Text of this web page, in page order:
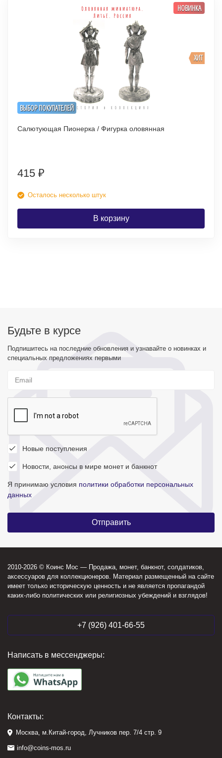
ВЫБОР ПОКУПАТЕЛЕЙ
ХИТ
НОВИНКА
Салютующая Пионерка / Фигурка оловянная
415 ₽
Осталось несколько штук
В корзину
Будьте в курсе
Подпишитесь на последние обновления и узнавайте о новинках и
специальных предложениях первыми
Новые поступления
Новости, анонсы в мире монет и банкнот
Я принимаю условия политики обработки персональных
данных
2010-2026 © Коинс Мос — Продажа, монет, банкнот, солдатиков,
аксессуаров для коллекционеров. Материал размещенный на сайте
имеет только историческую ценность и не является пропагандой
каких-либо политических или религиозных убеждений и взглядов!
+7 (926) 401-66-55
Написать в мессенджеры:
Контакты:
Москва, м.Китай-город, Лучников пер. 7/4 стр. 9
info@coins-mos.ru